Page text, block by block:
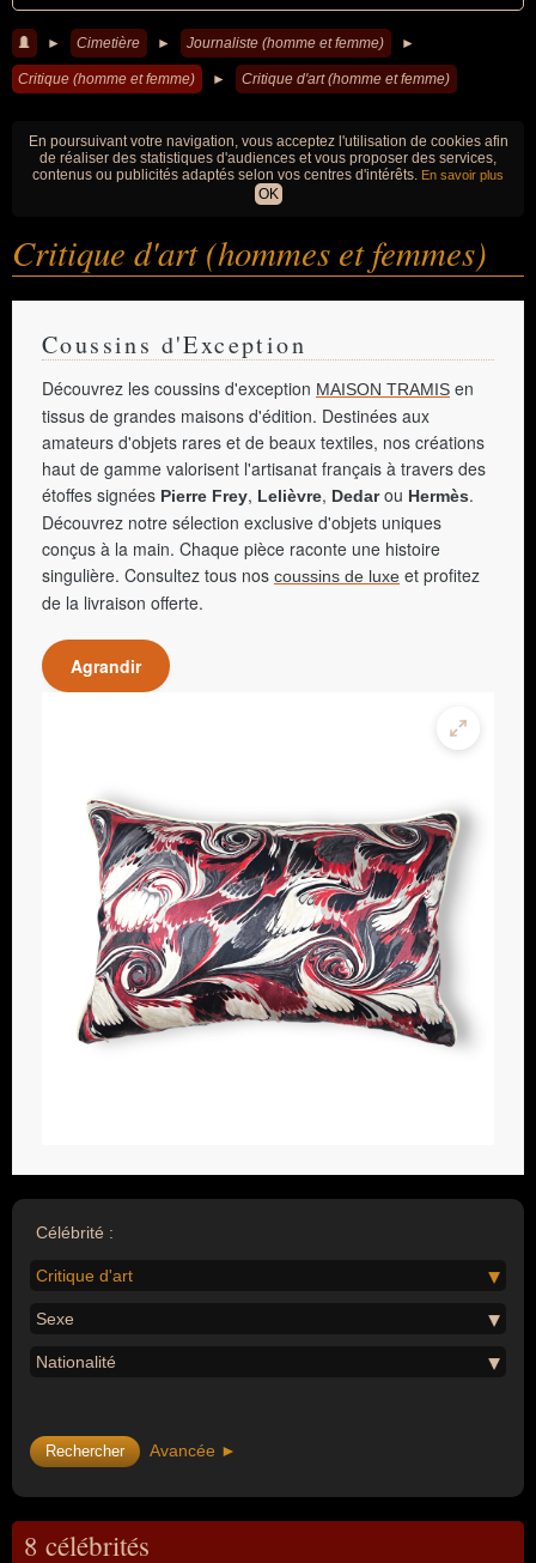
► Cimetière ► Journaliste (homme et femme) ►
Critique (homme et femme) ► Critique d'art (homme et femme)
En poursuivant votre navigation, vous acceptez l'utilisation de cookies afin
de réaliser des statistiques d'audiences et vous proposer des services,
contenus ou publicités adaptés selon vos centres d'intérêts. En savoir plus
OK
Critique d'art (hommes et femmes)
Coussins d'Exception
Découvrez les coussins d'exception MAISON TRAMIS en
tissus de grandes maisons d'édition. Destinées aux
amateurs d'objets rares et de beaux textiles, nos créations
haut de gamme valorisent l'artisanat français à travers des
étoffes signées Pierre Frey, Lelièvre, Dedarou Hermès.
Découvrez notre sélection exclusive d'objets uniques
conçus à la main. Chaque pièce raconte une histoire
singulière. Consultez tous nos coussins de luxe et profitez
de la livraison offerte.
Agrandir
Célébrité :
Critique d'art
Sexe
Nationalité
Avancée ►
8 célébrités